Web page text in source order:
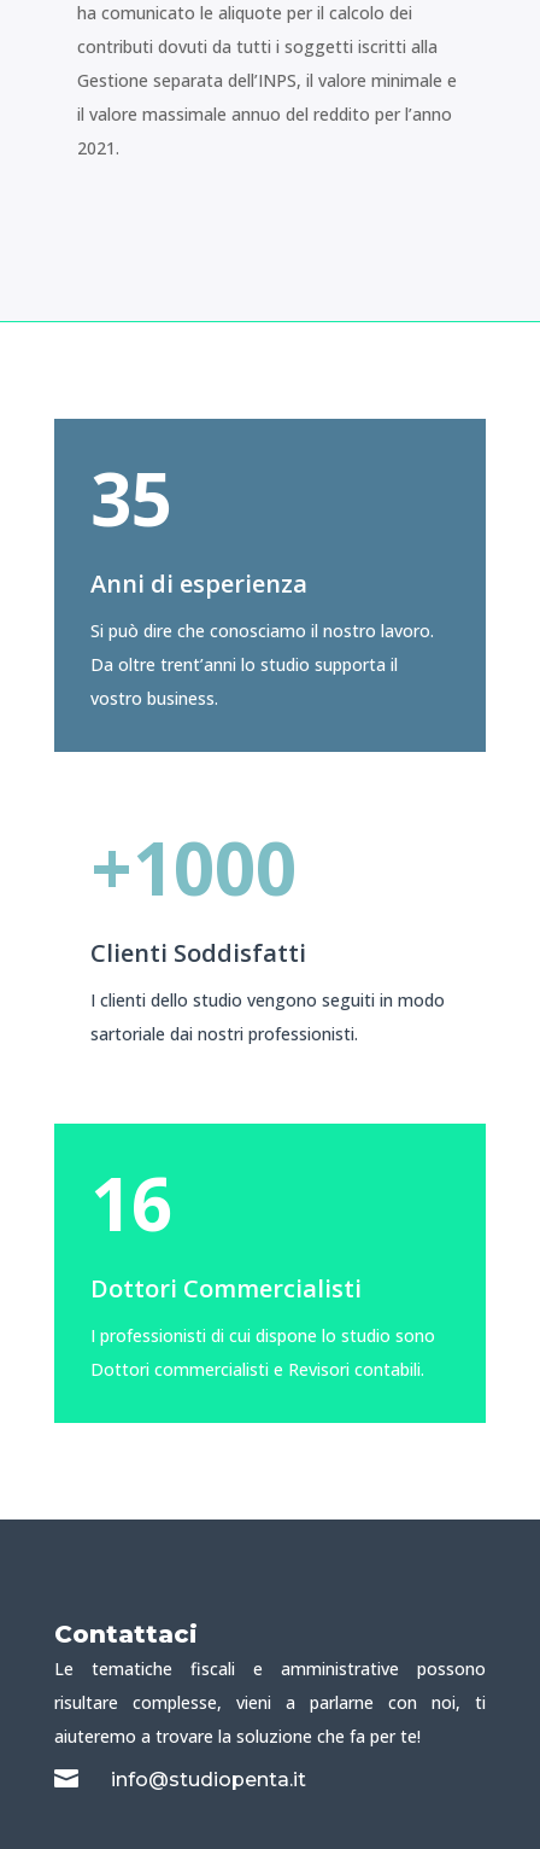
ha comunicato le aliquote per il calcolo dei
contributi dovuti da tutti i soggetti iscritti alla
Gestione separata dell’INPS, il valore minimale e
il valore massimale annuo del reddito per l’anno
2021.
35
Anni di esperienza
Si può dire che conosciamo il nostro lavoro.
Da oltre trent’anni lo studio supporta il
vostro business.
+1000
Clienti Soddisfatti
I clienti dello studio vengono seguiti in modo
sartoriale dai nostri professionisti.
16
Dottori Commercialisti
I professionisti di cui dispone lo studio sono
Dottori commercialisti e Revisori contabili.
Contattaci
Le tematiche fiscali e amministrative possono
risultare complesse, vieni a parlarne con noi, ti
aiuteremo a trovare la soluzione che fa per te!
 info@studiopenta.it